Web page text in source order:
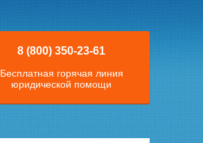
8 (800) 350-23-61
Бесплатная горячая линия
юридической помощи